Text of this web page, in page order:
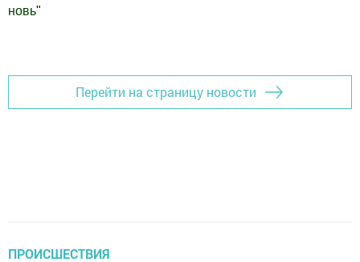
новь"
Перейти на страницу новости
ПРОИСШЕСТВИЯ